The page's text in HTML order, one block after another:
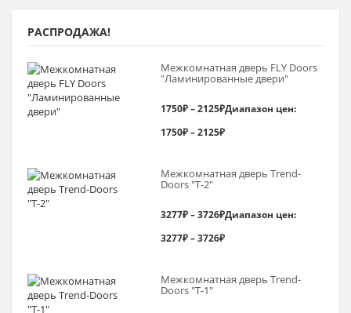
РАСПРОДАЖА!
Межкомнатная дверь FLY Doors
"Ламинированные двери"
1750₽–2125₽Диапазон цен:
1750₽ – 2125₽
Межкомнатная дверь Trend-
Doоrs "Т-2"
3277₽–3726₽Диапазон цен:
3277₽ – 3726₽
Межкомнатная дверь Trend-
Doоrs "Т-1"